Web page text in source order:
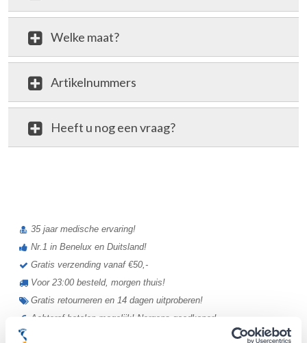
Welke maat?
Artikelnummers
Heeft u nog een vraag?
35 jaar medische ervaring!
Nr.1 in Benelux en Duitsland!
Gratis verzending vanaf €50,-
Voor 23:00 besteld, morgen thuis!
Gratis retourneren en 14 dagen uitproberen!
Achteraf betalen mogelijk! Nergens goedkoper!